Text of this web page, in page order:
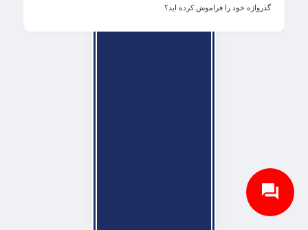
گذرواژه خود را فراموش کرده اید؟